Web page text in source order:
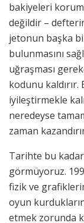
bakiyeleri
değildir –
jetonun başka
bulunmasını
uğraşması
kodunu
iyileştirmekle
neredeyse
zaman
Tarihte bu
görmüyoruz.
fizik ve
oyun
etmek zorunda